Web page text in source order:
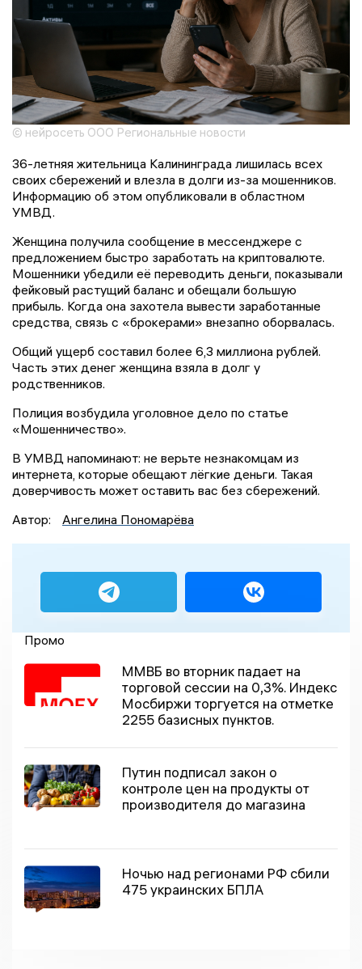
© нейросеть ООО Региональные новости
36-летняя жительница Калининграда лишилась всех
своих сбережений и влезла в долги из-за мошенников.
Информацию об этом опубликовали в областном
УМВД.
Женщина получила сообщение в мессенджере с
предложением быстро заработать на криптовалюте.
Мошенники убедили её переводить деньги, показывали
фейковый растущий баланс и обещали большую
прибыль. Когда она захотела вывести заработанные
средства, связь с «брокерами» внезапно оборвалась.
Общий ущерб составил более 6,3 миллиона рублей.
Часть этих денег женщина взяла в долг у
родственников.
Полиция возбудила уголовное дело по статье
«Мошенничество».
В УМВД напоминают: не верьте незнакомцам из
интернета, которые обещают лёгкие деньги. Такая
доверчивость может оставить вас без сбережений.
Автор:
Ангелина Пономарёва
Промо
ММВБ во вторник падает на
торговой сессии на 0,3%. Индекс
Мосбиржи торгуется на отметке
2255 базисных пунктов.
Путин подписал закон о
контроле цен на продукты от
производителя до магазина
Ночью над регионами РФ сбили
475 украинских БПЛА